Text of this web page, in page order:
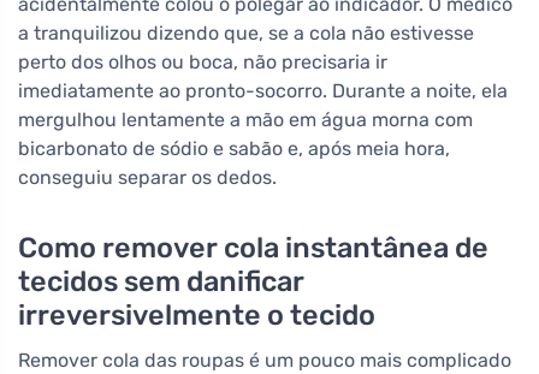
a tranquilizou dizendo que, se a cola não estivesse
perto dos olhos ou boca, não precisaria ir
imediatamente ao pronto-socorro. Durante a noite, ela
mergulhou lentamente a mão em água morna com
bicarbonato de sódio e sabão e, após meia hora,
conseguiu separar os dedos.
Como remover cola instantânea de
tecidos sem danificar
irreversivelmente o tecido
Remover cola das roupas é um pouco mais complicado